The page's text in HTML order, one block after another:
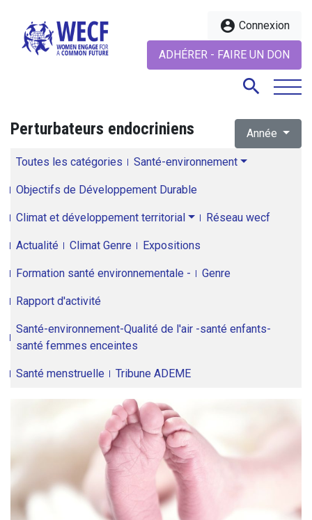
account_circle Connexion
ADHÉRER - FAIRE UN DON
search
Perturbateurs endocriniens Année
Toutes les catégories Santé-environnement
Objectifs de Développement Durable
Climat et développement territorial Réseau wecf
Actualité Climat Genre Expositions
Formation santé environnementale - Genre
Rapport d'activité
Santé-environnement-Qualité de l'air -santé enfants-
santé femmes enceintes
Santé menstruelle Tribune ADEME